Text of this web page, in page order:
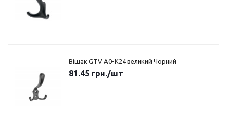
Вішак GTV A0-K24 великий Чорний
81.45 грн./шт